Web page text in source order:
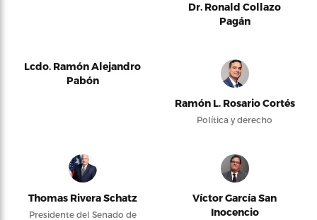
Dr. Ronald Collazo
Pagán
Lcdo. Ramón Alejandro
Pabón
Ramón L. Rosario Cortés
Política y derecho
Thomas Rivera Schatz
Presidente del Senado de
Víctor García San
Inocencio